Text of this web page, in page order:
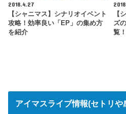
2018.4.27
【シャニマス】シナリオイベント
攻略！効率良い「EP」の集め方
を紹介
【
ズ
覧！
アイマスライブ情報(セトリや